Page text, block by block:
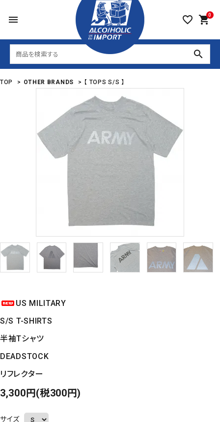
menu favorite_border 0
shopping_cart
search
TOP > OTHER BRANDS > 【 TOPS S/S 】
US MILITARY
S/S T-SHIRTS
半袖Tシャツ
DEADSTOCK
リフレクター
3,300円(税300円)
サイズ